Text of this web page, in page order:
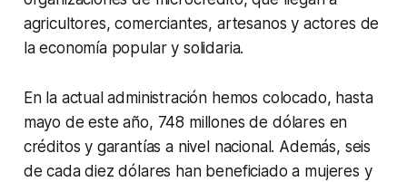
agricultores, comerciantes, artesanos y actores de
la economía popular y solidaria.
En la actual administración hemos colocado, hasta
mayo de este año, 748 millones de dólares en
créditos y garantías a nivel nacional. Además, seis
de cada diez dólares han beneficiado a mujeres y